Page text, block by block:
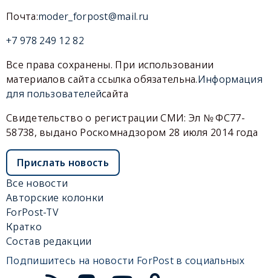
Почта:moder_forpost@mail.ru
+7 978 249 12 82
Все права сохранены. При использовании
материалов сайта ссылка обязательна.Информация
для пользователейсайта
Свидетельство о регистрации СМИ: Эл № ФС77-
58738, выдано Роскомнадзором 28 июля 2014 года
Прислать новость
Все новости
Авторские колонки
ForPost-TV
Кратко
Состав редакции
Подпишитесь на новости ForPost в социальных